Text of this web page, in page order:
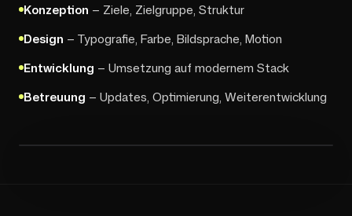
Konzeption — Ziele, Zielgruppe, Struktur
Design — Typografie, Farbe, Bildsprache, Motion
Entwicklung — Umsetzung auf modernem Stack
Betreuung — Updates, Optimierung, Weiterentwicklung